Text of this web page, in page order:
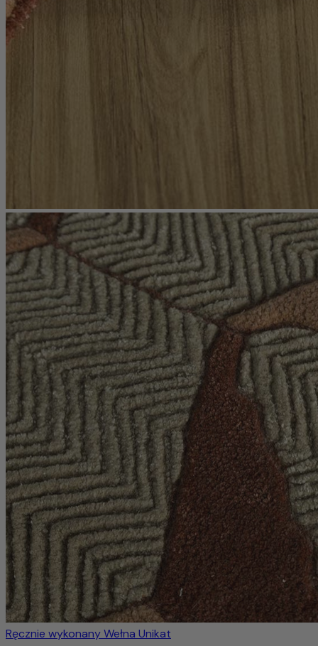
Ręcznie wykonanyWełna Unikat